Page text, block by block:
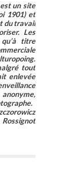
un site
1901) et
du travail
Les
titre
tout
enlevée